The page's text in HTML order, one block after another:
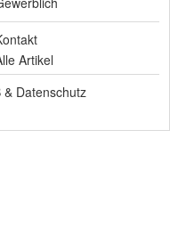
Artikel
& Datenschutz